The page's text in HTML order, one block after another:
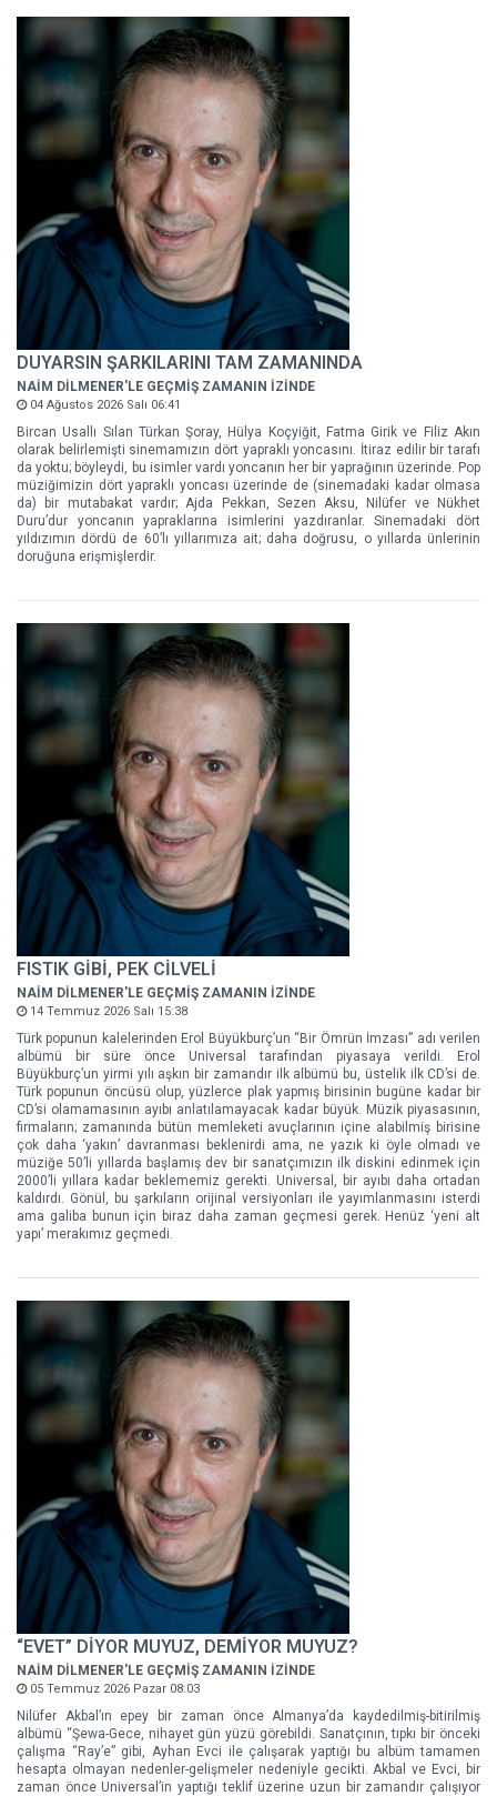
DUYARSIN ŞARKILARINI TAM ZAMANINDA
NAİM DİLMENER'LE GEÇMİŞ ZAMANIN İZİNDE
04 Ağustos 2026 Salı 06:41
Bircan Usallı Sılan Türkan Şoray, Hülya Koçyiğit, Fatma Girik ve Filiz Akın
olarak belirlemişti sinemamızın dört yapraklı yoncasını. İtiraz edilir bir tarafı
da yoktu; böyleydi, bu isimler vardı yoncanın her bir yaprağının üzerinde. Pop
müziğimizin dört yapraklı yoncası üzerinde de (sinemadaki kadar olmasa
da) bir mutabakat vardır; Ajda Pekkan, Sezen Aksu, Nilüfer ve Nükhet
Duru’dur yoncanın yapraklarına isimlerini yazdıranlar. Sinemadaki dört
yıldızımın dördü de 60’lı yıllarımıza ait; daha doğrusu, o yıllarda ünlerinin
doruğuna erişmişlerdir.
FISTIK GİBİ, PEK CİLVELİ
NAİM DİLMENER'LE GEÇMİŞ ZAMANIN İZİNDE
14 Temmuz 2026 Salı 15:38
Türk popunun kalelerinden Erol Büyükburç’un “Bir Ömrün İmzası” adı verilen
albümü bir süre önce Universal tarafından piyasaya verildi. Erol
Büyükburç’un yirmi yılı aşkın bir zamandır ilk albümü bu, üstelik ilk CD’si de.
Türk popunun öncüsü olup, yüzlerce plak yapmış birisinin bugüne kadar bir
CD’si olamamasının ayıbı anlatılamayacak kadar büyük. Müzik piyasasının,
firmaların; zamanında bütün memleketi avuçlarının içine alabilmiş birisine
çok daha ‘yakın’ davranması beklenirdi ama, ne yazık ki öyle olmadı ve
müziğe 50’li yıllarda başlamış dev bir sanatçımızın ilk diskini edinmek için
2000’li yıllara kadar beklememiz gerekti. Universal, bir ayıbı daha ortadan
kaldırdı. Gönül, bu şarkıların orijinal versiyonları ile yayımlanmasını isterdi
ama galiba bunun için biraz daha zaman geçmesi gerek. Henüz ‘yeni alt
yapı’ merakımız geçmedi.
“EVET” DİYOR MUYUZ, DEMİYOR MUYUZ?
NAİM DİLMENER'LE GEÇMİŞ ZAMANIN İZİNDE
05 Temmuz 2026 Pazar 08:03
Nilüfer Akbal’ın epey bir zaman önce Almanya’da kaydedilmiş-bitirilmiş
albümü “Şewa-Gece, nihayet gün yüzü görebildi. Sanatçının, tıpkı bir önceki
çalışma “Ray’e” gibi, Ayhan Evci ile çalışarak yaptığı bu albüm tamamen
hesapta olmayan nedenler-gelişmeler nedeniyle gecikti. Akbal ve Evci, bir
zaman önce Universal’in yaptığı teklif üzerine uzun bir zamandır çalışıyor